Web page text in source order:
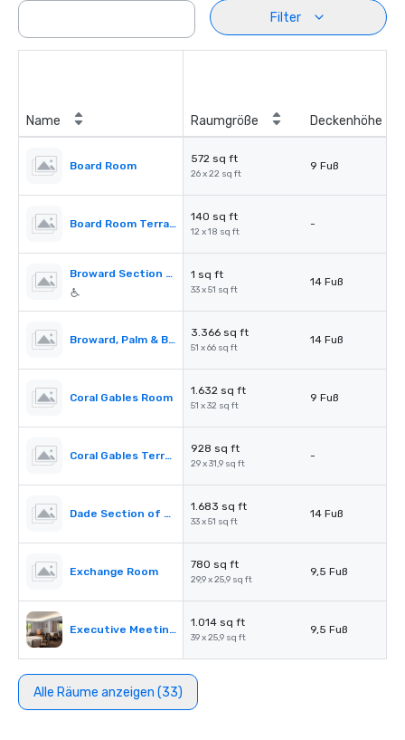
Filter
Name Raumgröße Deckenhöhe
Board Room
572 sq ft
26 x 22 sq ft
9 Fuß
Board Room Terrace
140 sq ft
12 x 18 sq ft
-
Broward Section of Florida Ballroom 1 sq ft
33 x 51 sq ft
14 Fuß
Broward, Palm & Beach Sections of Florida Ballroom
3.366 sq ft
51 x 66 sq ft
14 Fuß
Coral Gables Room
1.632 sq ft
51 x 32 sq ft
9 Fuß
Coral Gables Terrace
928 sq ft
29 x 31,9 sq ft
-
Dade Section of Florida Ballroom
1.683 sq ft
33 x 51 sq ft
14 Fuß
Exchange Room
780 sq ft
29,9 x 25,9 sq ft
9,5 Fuß
Executive Meeting Room
1.014 sq ft
39 x 25,9 sq ft
9,5 Fuß
Alle Räume anzeigen (33)